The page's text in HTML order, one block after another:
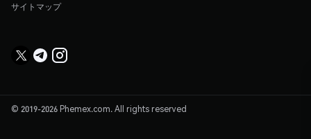
サイトマップ
© 2019-2026 Phemex.com. All rights reserved